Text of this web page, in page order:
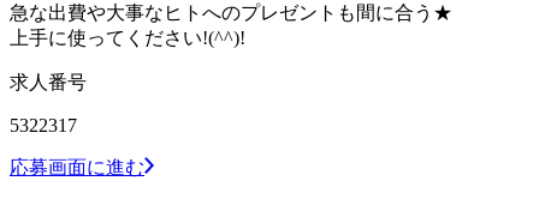
急な出費や大事なヒトへのプレゼントも間に合う★
上手に使ってください!(^^)!
求人番号
5322317
応募画面に進む